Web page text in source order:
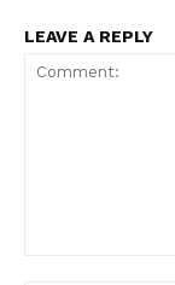
LEAVE A REPLY